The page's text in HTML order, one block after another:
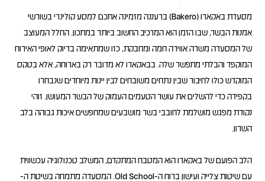
מסעדת באקארו (Bakero) ברעננה מזמינה אתכם למסע קולינרי בשורשי
אמנות הבשר, שבו הזמן הוא המרכיב החשוב ביותר במתכון. החלל המעוצב
של המסעדה משרה אווירה חמה ומחבקת, כזו שמתאימה בדיוק לאופי האירוח
המוקפד והבלתי מתפשר שלה. בבאקארו לא מדובר רק בארוחה, אלא בטקס
המוקדש כולו לחיבור שבין נתחים משובחים לבין יינות מיוחדים שנבחרו
בקפידה כדי להשלים את עושר הטעמים העמוק של הבשר המעושן. זוהי
נקודת מפגש מושלמת לחובבי בשר מושבעים שמחפשים איכות גבוהה בלב
הלב הפועם של באקארו הוא המטבח המתקדם, המשלב טכנולוגיה עכשווית
עם שיטות צלייה ועישון ברוח ה-Old School. המסעדה מתמחה בשיטת ה-